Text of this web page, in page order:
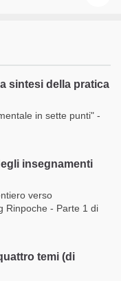
sintesi della pratica
in sette punti" -
insegnamenti
verso
Rinpoche - Parte 1 di
temi (di